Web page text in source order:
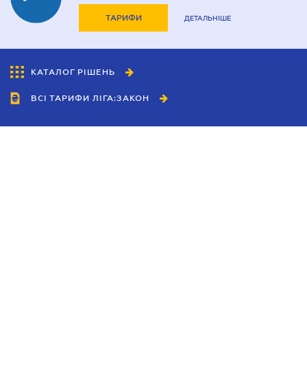
ТАРИФИ ДЕТАЛЬНІШЕ
КАТАЛОГ РІШЕНЬ
ВСІ ТАРИФИ ЛІГА:ЗАКОН